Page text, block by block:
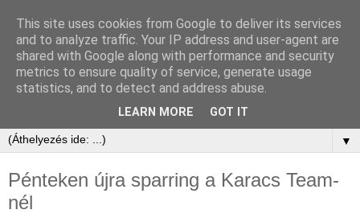
▼
Pénteken újra sparring a Karacs Team-
nél
This site uses cookies from Google to deliver its services
and to analyze traffic. Your IP address and user-agent are
shared with Google along with performance and security
metrics to ensure quality of service, generate usage
statistics, and to detect and address abuse.
LEARN MORE GOT IT